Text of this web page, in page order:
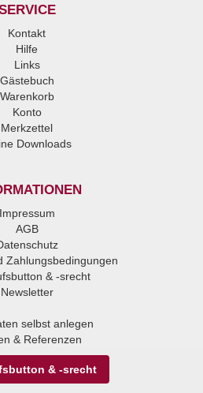
Kontakt
Hilfe
Links
Gästebuch
Warenkorb
Konto
Merkzettel
Downloads
Impressum
AGB
Zahlungsbedingungen
& -srecht
Newsletter
selbst anlegen
& Referenzen
& -srecht